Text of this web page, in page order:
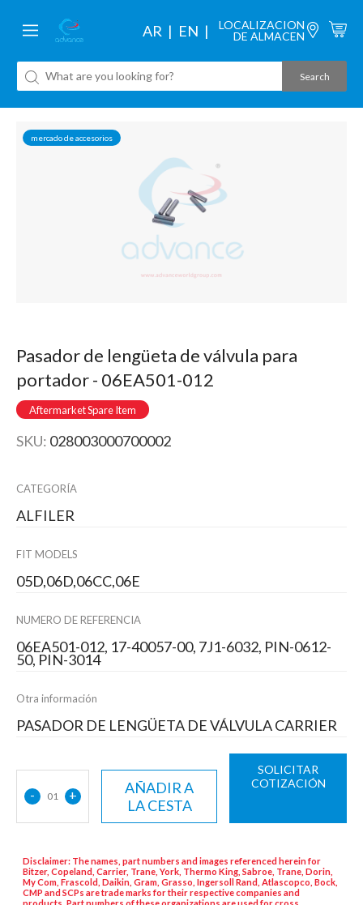
AR EN
LOCALIZACION
DE ALMACEN
mercado de accesorios
Pasador de lengüeta de válvula para
portador - 06EA501-012
Aftermarket Spare Item
SKU: 028003000700002
CATEGORÍA
ALFILER
FIT MODELS
05D,06D,06CC,06E
NUMERO DE REFERENCIA
06EA501-012, 17-40057-00, 7J1-6032, PIN-0612-
50, PIN-3014
Otra información
PASADOR DE LENGÜETA DE VÁLVULA CARRIER
- 01 +
AÑADIR A
LA CESTA
SOLICITAR
COTIZACIÓN
Disclaimer: The names, part numbers and images referenced herein for
Bitzer, Copeland, Carrier, Trane, York, Thermo King, Sabroe, Trane, Dorin,
My Com, Frascold, Daikin, Gram, Grasso, Ingersoll Rand, Atlascopco, Bock,
CMP and SCPs are trade marks for their respective companies and
products. Part numbers of these organizations are used for cross